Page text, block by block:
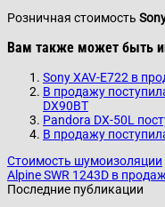
Розничная стоимость
Вам также может быть
Sony XAV-E722 в
В продажу
DX90BT
Pandora DX-50L
В продажу
Стоимость шумоизоляции
Alpine SWR 1243D в
Последние публикации